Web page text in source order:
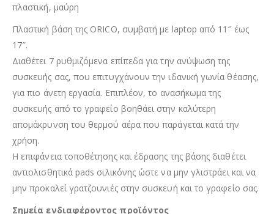
πλαστική, μαύρη
Πλαστική βάση της ORICO, συμβατή με laptop από 11″ έως
17″.
Διαθέτει 7 ρυθμιζόμενα επίπεδα για την ανύψωση της
συσκευής σας, που επιτυγχάνουν την ιδανική γωνία θέασης,
για πιο άνετη εργασία. Επιπλέον, το ανασήκωμα της
συσκευής από το γραφείο βοηθάει στην καλύτερη
απομάκρυνση του θερμού αέρα που παράγεται κατά την
χρήση.
Η επιφάνεια τοποθέτησης και έδρασης της βάσης διαθέτει
αντιολισθητικά pads σιλικόνης ώστε να μην γλιστράει και να
μην προκαλεί γρατζουνιές στην συσκευή και το γραφείο σας.
Σημεία ενδιαφέροντος προϊόντος